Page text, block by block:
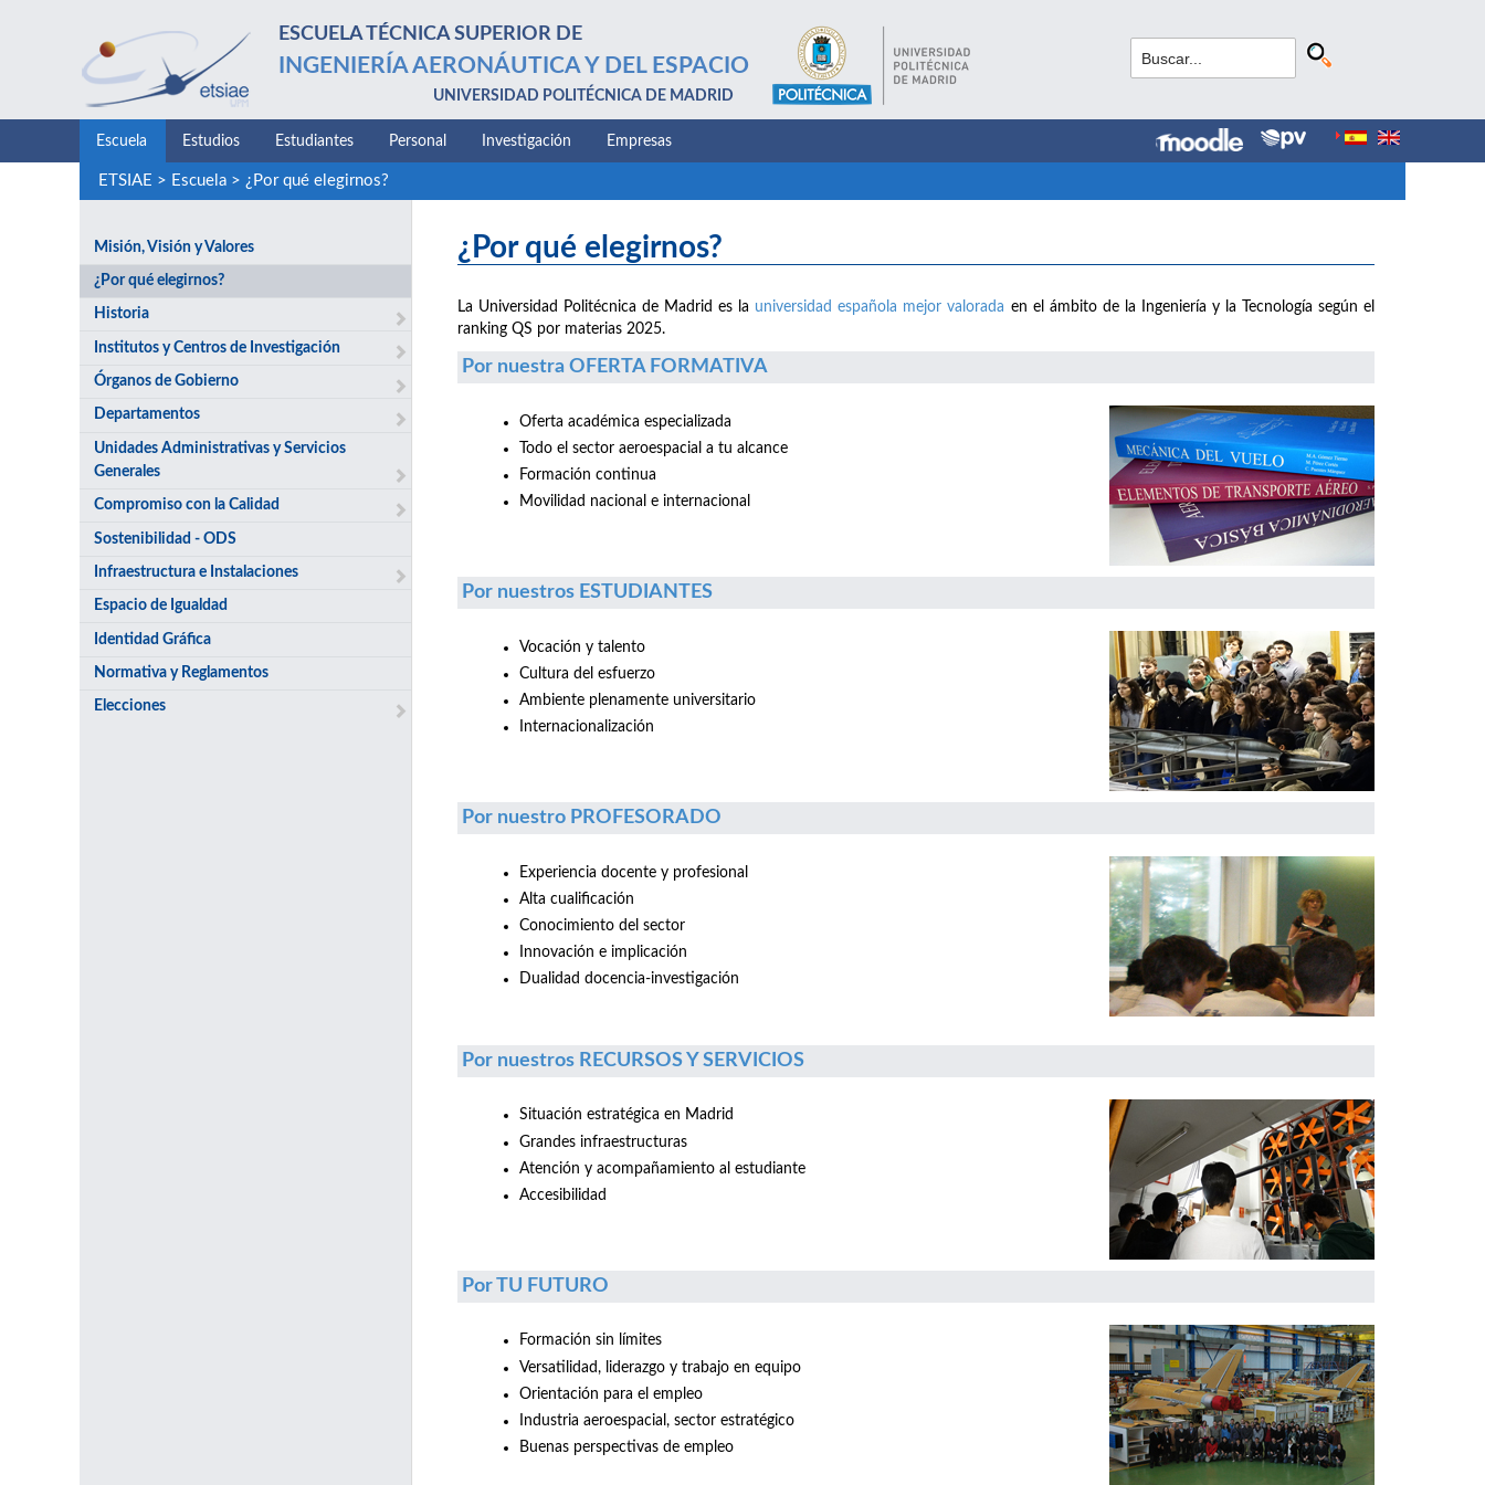
ESCUELA TÉCNICA SUPERIOR DE
INGENIERÍA AERONÁUTICA Y DEL ESPACIO
UNIVERSIDAD POLITÉCNICA DE MADRID
Escuela Estudios Estudiantes Personal Investigación Empresas
ETSIAE > Escuela> ¿Por qué elegirnos?
Misión, Visión y Valores
¿Por qué elegirnos?
Historia
Institutos y Centros de Investigación
Órganos de Gobierno
Departamentos
Unidades Administrativas y Servicios
Generales
Compromiso con la Calidad
Sostenibilidad - ODS
Infraestructura e Instalaciones
Espacio de Igualdad
Identidad Gráfica
Normativa y Reglamentos
Elecciones
¿Por qué elegirnos?
La Universidad Politécnica de Madrid es la universidad española mejor valorada en el ámbito de la Ingeniería y la Tecnología según el
ranking QS por materias 2025.
Por nuestra OFERTA FORMATIVA
Oferta académica especializada
Todo el sector aeroespacial a tu alcance
Formación continua
Movilidad nacional e internacional
Por nuestros ESTUDIANTES
Vocación y talento
Cultura del esfuerzo
Ambiente plenamente universitario
Internacionalización
Por nuestro PROFESORADO
Experiencia docente y profesional
Alta cualificación
Conocimiento del sector
Innovación e implicación
Dualidad docencia-investigación
Por nuestros RECURSOS Y SERVICIOS
Situación estratégica en Madrid
Grandes infraestructuras
Atención y acompañamiento al estudiante
Accesibilidad
Por TU FUTURO
Formación sin límites
Versatilidad, liderazgo y trabajo en equipo
Orientación para el empleo
Industria aeroespacial, sector estratégico
Buenas perspectivas de empleo